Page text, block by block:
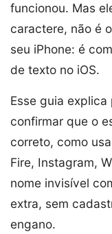
funcionou. Mas
caractere, não é
seu iPhone: é
de texto no iOS.
Esse guia
confirmar que o
correto, como
Fire, Instagram,
nome invisível
extra, sem
engano.